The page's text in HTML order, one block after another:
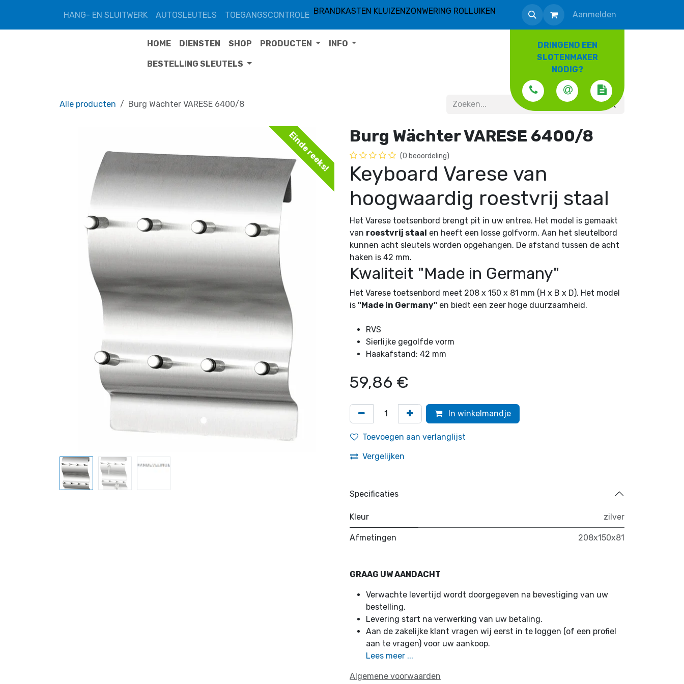
HANG- EN SLUITWERK
AUTOSLEUTELS TOEGANGSCONTROLE BRANDKASTEN KLUIZENZONWERING ROLLUIKEN Aanmelden
DRINGEND EEN
SLOTENMAKER
NODIG?
HOME DIENSTEN SHOP PRODUCTEN INFO
BESTELLING SLEUTELS
Alle producten Burg Wächter VARESE 6400/8
Einde reeks! Burg Wächter VARESE 6400/8
(0 beoordeling)
Keyboard Varese van
hoogwaardig roestvrij staal
Het Varese toetsenbord brengt pit in uw entree. Het model is gemaakt
van roestvrij staal en heeft een losse golfvorm. Aan het sleutelbord
kunnen acht sleutels worden opgehangen. De afstand tussen de acht
haken is 42 mm.
Kwaliteit "Made in Germany"
Het Varese toetsenbord meet 208 x 150 x 81 mm (H x B x D). Het model
is "Made in Germany" en biedt een zeer hoge duurzaamheid.
RVS
Sierlijke gegolfde vorm
Haakafstand: 42 mm
59,86 €
In winkelmandje
Toevoegen aan verlanglijst
Vergelijken
Specificaties
Kleur zilver
Afmetingen 208x150x81
GRAAG UW AANDACHT
Verwachte levertijd wordt doorgegeven na bevestiging van uw
bestelling.
Levering start na verwerking van uw betaling.
Aan de zakelijke klant vragen wij eerst in te loggen (of een profiel
aan te vragen) voor uw aankoop.
Lees meer ...
Algemene voorwaarden